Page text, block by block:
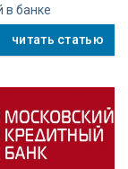
в банке
читать статью